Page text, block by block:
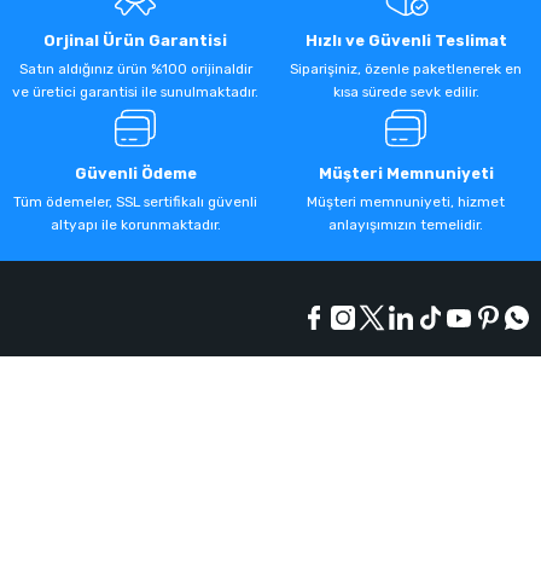
Orjinal Ürün Garantisi
Satın aldığınız ürün %100 orijinaldir
ve üretici garantisi ile sunulmaktadır.
Hızlı ve Güvenli Teslimat
Siparişiniz, özenle paketlenerek en
kısa sürede sevk edilir.
Güvenli Ödeme
Tüm ödemeler, SSL sertifikalı güvenli
altyapı ile korunmaktadır.
Müşteri Memnuniyeti
Müşteri memnuniyeti, hizmet
anlayışımızın temelidir.